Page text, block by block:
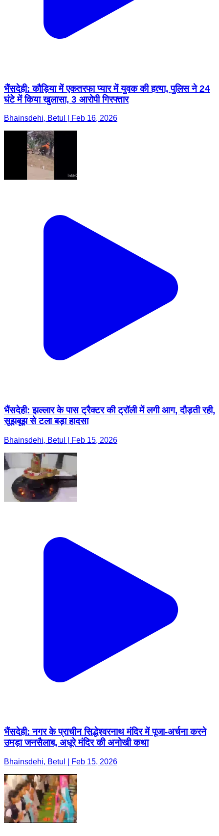
भैंसदेही: कौड़िया में एकतरफा प्यार में युवक की हत्या, पुलिस ने 24
घंटे में किया खुलासा, 3 आरोपी गिरफ्तार
Bhainsdehi, Betul | Feb 16, 2026
भैंसदेही: झल्लार के पास ट्रैक्टर की ट्रॉली में लगी आग, दौड़ती रही,
सूझबूझ से टला बड़ा हादसा
Bhainsdehi, Betul | Feb 15, 2026
भैंसदेही: नगर के प्राचीन सिद्धेश्वरनाथ मंदिर में पूजा-अर्चना करने
उमड़ा जनसैलाब, अधूरे मंदिर की अनोखी कथा
Bhainsdehi, Betul | Feb 15, 2026